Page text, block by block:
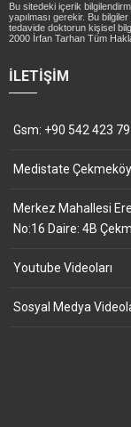
Bu sitedeki içerik
yapılması gerekir. Bu bilgiler
tedavide doktorun kişisel
2000 İrfan Tarhan Tüm
İLETIŞIM
Gsm: +90 542 423 79
Medistate
Merkez Mahallesi
No:16 Daire: 4B
Youtube Videoları
Sosyal Medya